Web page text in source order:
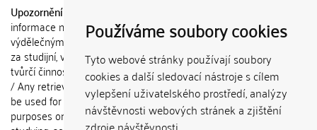
Používáme soubory cookies
Tyto webové stránky používají soubory
cookies a další sledovací nástroje s cílem
vylepšení uživatelského prostředí, analýzy
návštěvnosti webových stránek a zjištění
Upozornění / Notice:
informace nemohou být použity k
výdělečným účelům nebo vydávány
za studijní, vědeckou nebo jinou
tvůrčí činnost jiné osoby než autora.
/ Any retrieved information shall not
be used for any commercial
purposes or claimed as results of